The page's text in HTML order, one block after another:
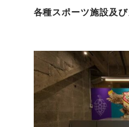
各種スポーツ施設及